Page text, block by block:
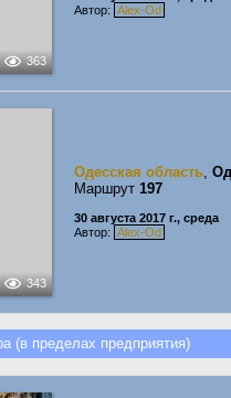
363
Автор: Alex-Od
343
Одесская область,
Маршрут 197
30 августа 2017 г., среда
Автор: Alex-Od
(в пределах предприятия)